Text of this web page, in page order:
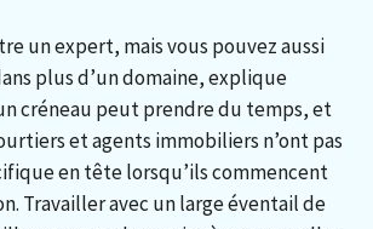
un expert, mais vous pouvez aussi
plus d’un domaine, explique
créneau peut prendre du temps, et
et agents immobiliers n’ont pas
en tête lorsqu’ils commencent
Travailler avec un large éventail de